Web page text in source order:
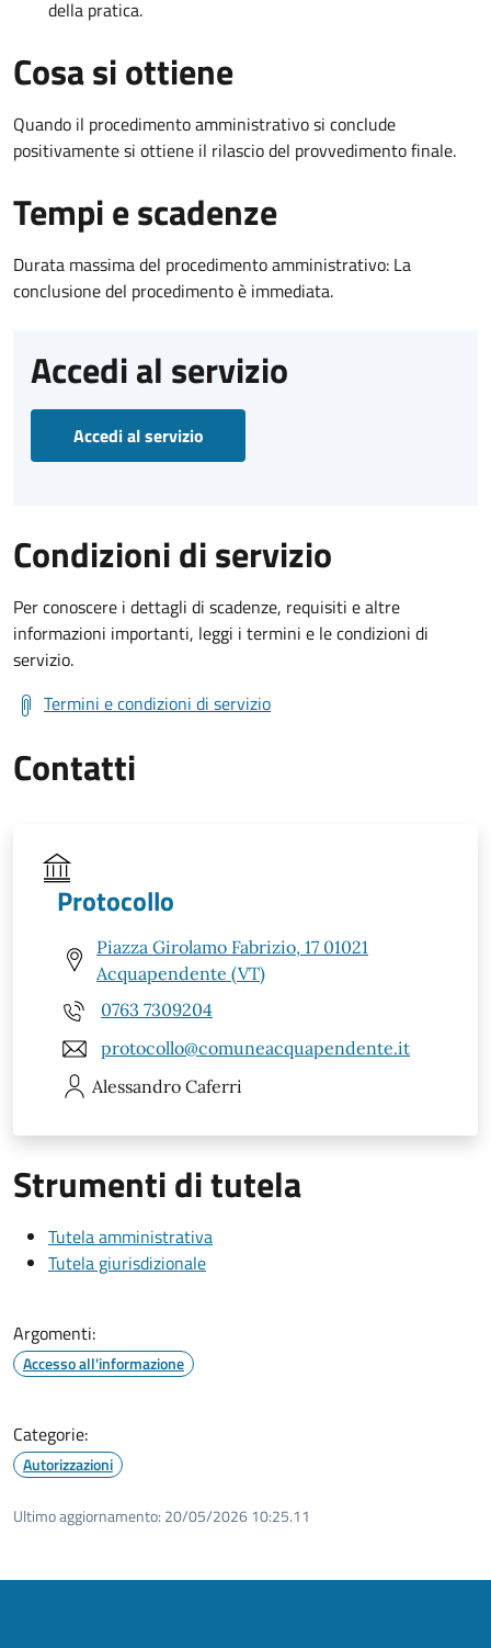
della pratica.
Cosa si ottiene
Quando il procedimento amministrativo si conclude
positivamente si ottiene il rilascio del provvedimento finale.
Tempi e scadenze
Durata massima del procedimento amministrativo: La
conclusione del procedimento è immediata.
Accedi al servizio
Accedi al servizio
Condizioni di servizio
Per conoscere i dettagli di scadenze, requisiti e altre
informazioni importanti, leggi i termini e le condizioni di
servizio.
Termini e condizioni di servizio
Contatti
Protocollo
Piazza Girolamo Fabrizio, 17 01021
Acquapendente (VT)
0763 7309204
protocollo@comuneacquapendente.it
Alessandro Caferri
Strumenti di tutela
Tutela amministrativa
Tutela giurisdizionale
Argomenti:
Accesso all'informazione
Categorie:
Autorizzazioni
Ultimo aggiornamento: 20/05/2026 10:25.11